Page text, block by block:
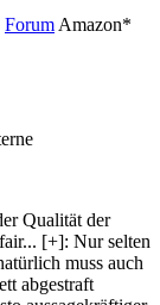
Forum Amazon*
Qualität der
... [+]: Nur selten
muss auch
abgestraft